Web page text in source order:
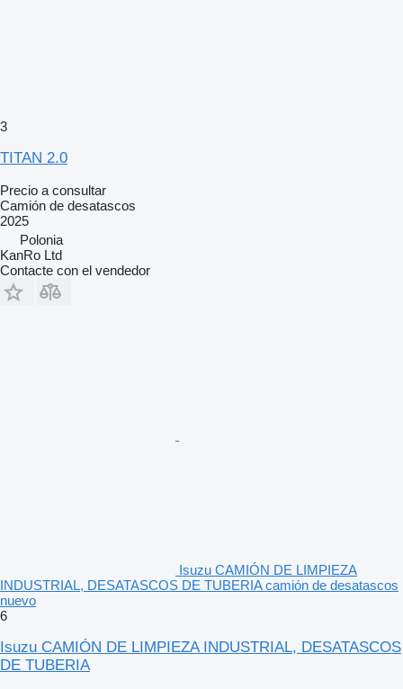
3
TITAN 2.0
Precio a consultar
Camión de desatascos
2025
Polonia
KanRo Ltd
Contacte con el vendedor
Isuzu CAMIÓN DE LIMPIEZA
INDUSTRIAL, DESATASCOS DE TUBERIA camión de desatascos
nuevo
6
Isuzu CAMIÓN DE LIMPIEZA INDUSTRIAL, DESATASCOS
DE TUBERIA